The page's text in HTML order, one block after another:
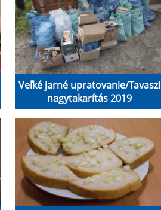
Veľké jarné upratovanie/Tavaszi
nagytakarítás 2019